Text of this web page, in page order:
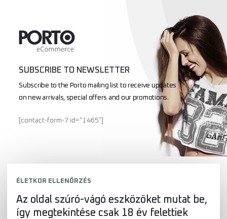
SUBSCRIBE TO NEWSLETTER
Subscribe to the Porto mailing list to receive updates
on new arrivals, special offers and our promotions.
[contact-form-7 id=”1465″]
ÉLETKOR ELLENŐRZÉS
Az oldal szúró-vágó eszközöket mutat be,
így megtekintése csak 18 év felettiek